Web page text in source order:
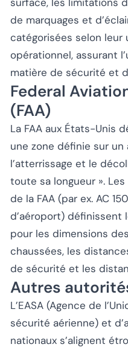
de marquages et
catégorisées selon leur
opérationnel, assurant
matière de sécurité et
Federal
(FAA)
La FAA aux États-Unis
une zone définie sur
l’atterrissage et le
toute sa longueur ».
de la FAA (par ex. AC
d’aéroport) définissent
pour les dimensions
chaussées, les
de sécurité et les
Autres
L’EASA (Agence de
sécurité aérienne) et
nationaux s’alignent